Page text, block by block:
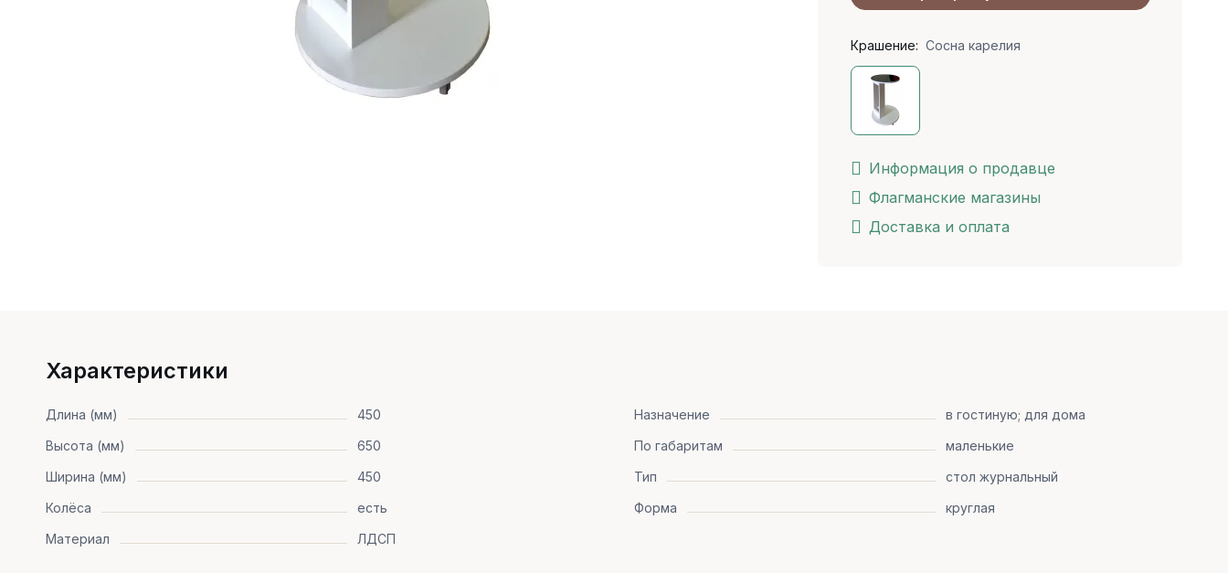
Крашение: Сосна карелия
Информация о продавце
Флагманские магазины
Доставка и оплата
Характеристики
Длина (мм)
450
Высота (мм)
650
Ширина (мм)
450
Колёса
есть
Материал
ЛДСП
Назначение
в гостиную; для дома
По габаритам
маленькие
Тип
стол журнальный
Форма
круглая